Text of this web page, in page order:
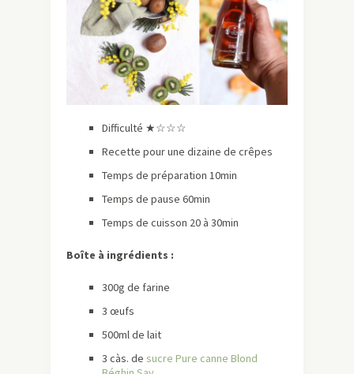
Difficulté ★☆☆☆
Recette pour une dizaine de crêpes
Temps de préparation 10min
Temps de pause 60min
Temps de cuisson 20 à 30min
Boîte à ingrédients :
300g de farine
3 œufs
500ml de lait
3 càs. de sucre Pure canne Blond